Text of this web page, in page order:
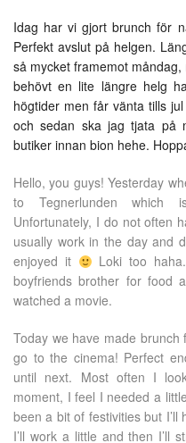
Idag har vi gjort brunch för
Perfekt avslut på helgen.
så mycket framemot
behövt en lite längre helg
högtider men får vänta tills jul
och sedan ska jag tjata på
butiker innan bion hehe.
Hello, you guys! Yesterday
to Tegnerlunden which
Unfortunately, I do not often
usually work in the day and
enjoyed it
Loki too
boyfriends brother for food
watched a movie.
Today we have made
go to the cinema! Perfect
until next. Most often I
moment, I feel I needed a
been a bit of festivities but
I’ll work a little and then I’ll